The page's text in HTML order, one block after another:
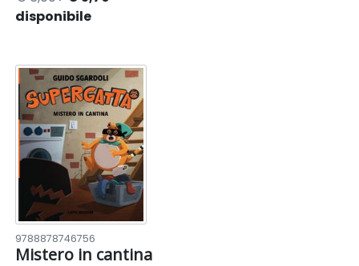
disponibile
9788878746756
Mistero in cantina